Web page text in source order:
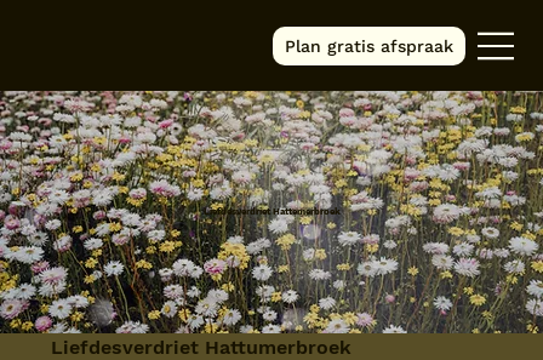
Plan gratis afspraak
Liefdesverdriet Hattemerbroek
Liefdesverdriet Hattumerbroek